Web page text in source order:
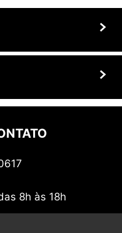
altamente capacitados
peças e acessórios agrícolas
8h às 18h